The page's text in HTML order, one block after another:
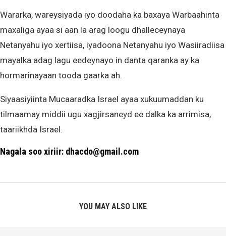
Wararka, wareysiyada iyo doodaha ka baxaya Warbaahinta
maxaliga ayaa si aan la arag loogu dhalleceynaya
Netanyahu iyo xertiisa, iyadoona Netanyahu iyo Wasiiradiisa
mayalka adag lagu eedeynayo in danta qaranka ay ka
hormarinayaan tooda gaarka ah.
Siyaasiyiinta Mucaaradka Israel ayaa xukuumaddan ku
tilmaamay middii ugu xagjirsaneyd ee dalka ka arrimisa,
taariikhda Israel.
Nagala soo xiriir: dhacdo@gmail.com
YOU MAY ALSO LIKE